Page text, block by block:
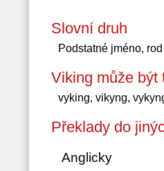
Slovní druh
Podstatné jméno,
Viking může být
vyking, vikyng,
Překlady do
Anglicky